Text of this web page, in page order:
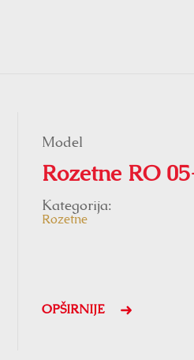
Model
Rozetne RO
Kategorija:
Rozetne
OPŠIRNIJE